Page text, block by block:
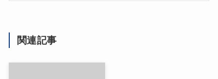
関連記事